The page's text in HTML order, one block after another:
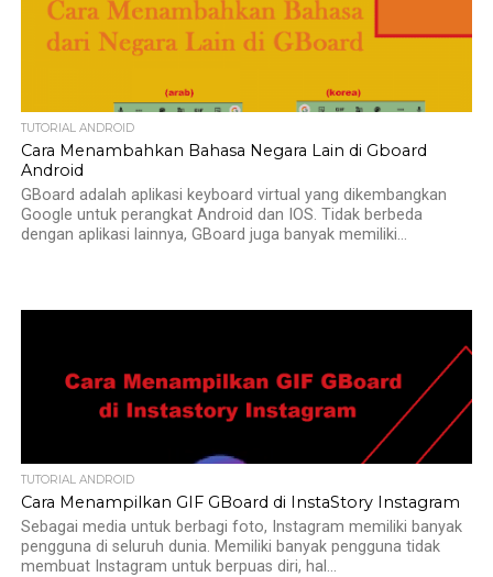
TUTORIAL ANDROID
Cara Menambahkan Bahasa Negara Lain di Gboard
Android
GBoard adalah aplikasi keyboard virtual yang dikembangkan
Google untuk perangkat Android dan IOS. Tidak berbeda
dengan aplikasi lainnya, GBoard juga banyak memiliki...
TUTORIAL ANDROID
Cara Menampilkan GIF GBoard di InstaStory Instagram
Sebagai media untuk berbagi foto, Instagram memiliki banyak
pengguna di seluruh dunia. Memiliki banyak pengguna tidak
membuat Instagram untuk berpuas diri, hal...